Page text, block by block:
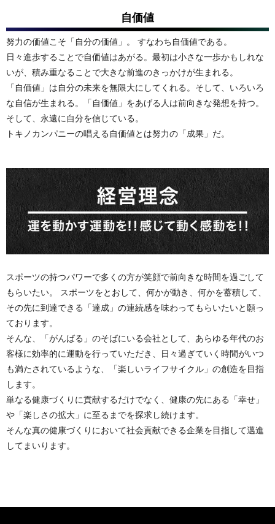
自価値
努力の価値こそ「自分の価値」。 すなわち自価値である。
日々進歩することで自価値はあがる。最初は小さな一歩かもしれな
いが、積み重なることで大きな前進のきっかけが生まれる。
「自価値」は自分の未来を無限大にしてくれる。そして、いろいろ
な自信が生まれる。「自価値」をあげる人は前向きな発想を持つ。
そして、永遠に自分を信じている。
トキノカンパニーの唱える自価値とは努力の「成果」だ。
スポーツの持つパワーで多くの方が笑顔で前向きな時間を過ごして
もらいたい。 スポーツをとおして、何かが動き、何かを蓄積して、
その先に到達できる「達成」の連続感を味わってもらいたいと願っ
ております。
そんな、「がんばる」のそばにいる会社として、あらゆる年代のお
客様に効率的に運動を行っていただき、日々過ぎていく時間がいつ
も満たされているような、「楽しいライフサイクル」の創造を目指
します。
単なる健康づくりに貢献するだけでなく、健康の先にある「幸せ」
や「楽しさの拡大」に至るまでを探求し続けます。
そんな真の健康づくりにおいて社会貢献できる企業を目指して邁進
してまいります。